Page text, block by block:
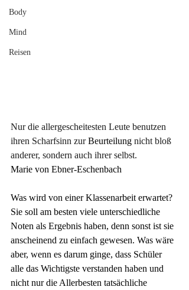
Body
Mind
Reisen
Nur die allergescheitesten Leute benutzen
ihren Scharfsinn zur Beurteilung nicht bloß
anderer, sondern auch ihrer selbst.
Marie von Ebner-Eschenbach
Was wird von einer Klassenarbeit erwartet?
Sie soll am besten viele unterschiedliche
Noten als Ergebnis haben, denn sonst ist sie
anscheinend zu einfach gewesen. Was wäre
aber, wenn es darum ginge, dass Schüler
alle das Wichtigste verstanden haben und
nicht nur die Allerbesten tatsächliche